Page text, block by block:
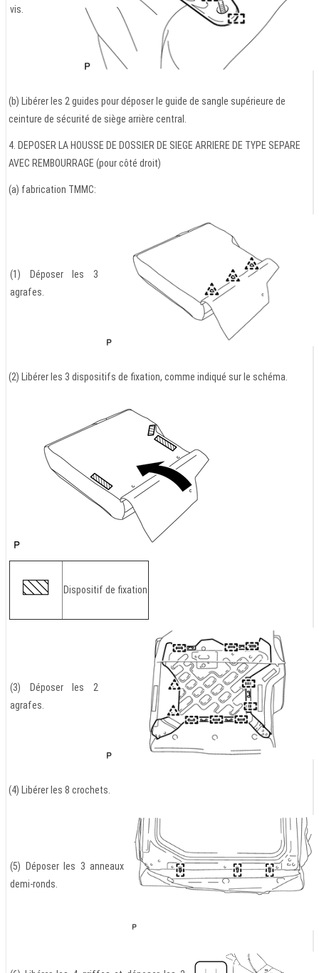
vis.
(b) Libérer les 2 guides pour déposer le guide de sangle supérieure de
ceinture de sécurité de siège arrière central.
4. DEPOSER LA HOUSSE DE DOSSIER DE SIEGE ARRIERE DE TYPE SEPARE
AVEC REMBOURRAGE (pour côté droit)
(a) fabrication TMMC:
(1) Déposer les 3
agrafes.
(2) Libérer les 3 dispositifs de fixation, comme indiqué sur le schéma.
Dispositif de fixation
(3) Déposer les 2
agrafes.
(4) Libérer les 8 crochets.
(5) Déposer les 3 anneaux
demi-ronds.